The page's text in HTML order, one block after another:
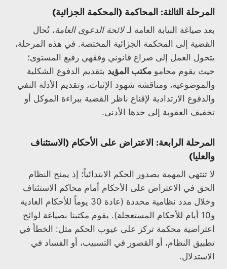
المرحلة الثالثة: المحاكمة (المحكمة الجزائية)
بعد صياغة النيابة العامة لـلائحة الدعوى العامة، تُحال
القضية إلى المحكمة الجزائية المختصة. في هذه المرحلة،
يتحول العمل إلى صراع قانوني وفقهي رفيع المستوى؛
حيث يقوم محامو مكتب المؤيد بتقديم الدفوع الشكلية
والموضوعية، ومناقشة شهود الإثبات، وتقديم الأدلة النفي
والدفوع الارتدادية لإقناع ناظر القضية ببراءة الموكل أو
تخفيف العقوبة إلى حدها الأدنى.
المرحلة الرابعة: الاعتراض على الأحكام (الاستئناف
والعليا)
لا تنتهي المهمة بصدور الحكم الابتدائياً؛ إذ يمنح النظام
الحق في الاعتراض على الأحكام أمام محاكم الاستئناف
وخلال مدد نظامية محددة (عادة 30 يوماً للأحكام العادية
و10 أيام للأحكام المستعجلة). يقوم مكتبنا بصياغة لوائح
اعتراضية محكمة تركز على عيوب الحكم مثل: الخطأ في
تطبيق النظام، أو القصور في التسبيب، أو الفساد في
الاستدلال.